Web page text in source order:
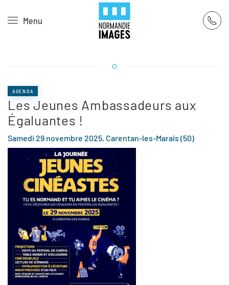
Skip to main content
Menu
AGENDA
Les Jeunes Ambassadeurs aux
Égaluantes !
Samedi 29 novembre 2025, Carentan-les-Marais (50)
Panneau de gestion des cookies